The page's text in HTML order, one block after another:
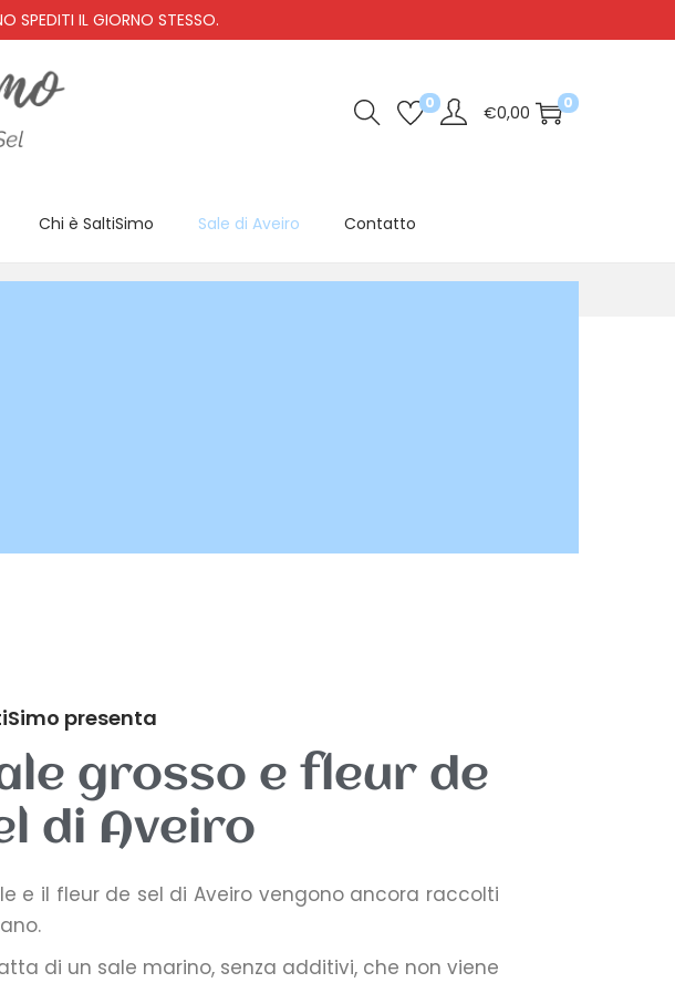
SPEDITI IL GIORNO STESSO.
0 €0,00 0
Chi è SaltiSimo Sale di Aveiro Contatto
presenta
grosso e fleur de
di Aveiro
e il fleur de sel di Aveiro vengono ancora raccolti
di un sale marino, senza additivi, che non viene